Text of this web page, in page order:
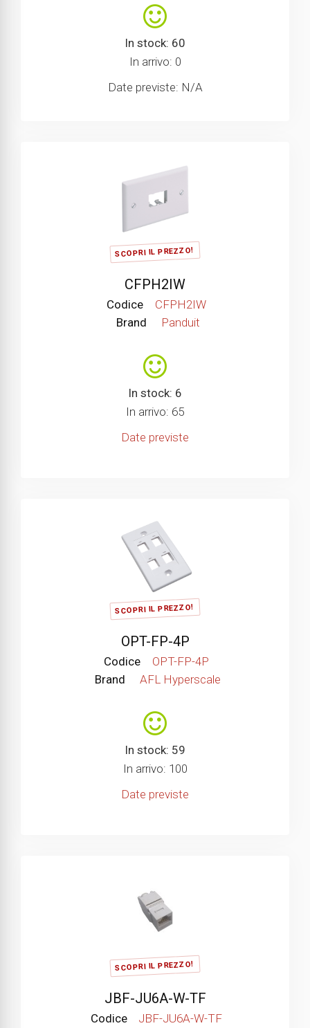
In stock: 60
In arrivo: 0
Date previste: N/A
SCOPRI IL PREZZO!
CFPH2IW
Codice
CFPH2IW
Brand
Panduit
In stock: 6
In arrivo: 65
Date previste
SCOPRI IL PREZZO!
OPT-FP-4P
Codice
OPT-FP-4P
Brand
AFL Hyperscale
In stock: 59
In arrivo: 100
Date previste
SCOPRI IL PREZZO!
JBF-JU6A-W-TF
Codice JBF-JU6A-W-TF